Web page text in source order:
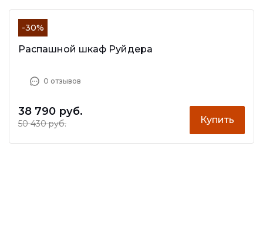
-30%
Распашной шкаф Руйдера
0 отзывов
38 790 руб.
50 430 руб. Купить